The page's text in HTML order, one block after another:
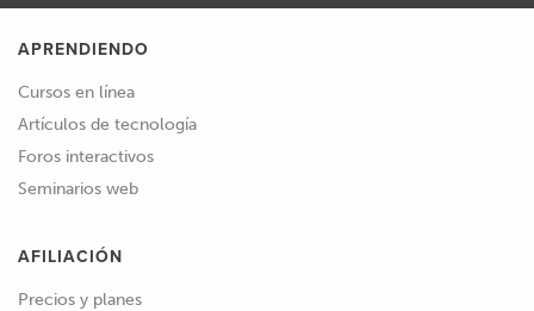
APRENDIENDO
Cursos en línea
Artículos de tecnología
Foros interactivos
Seminarios web
AFILIACIÓN
Precios y planes